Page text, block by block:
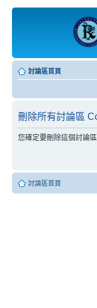
討論區首頁
刪除所有討論區
您確定要刪除這個討論
討論區首頁